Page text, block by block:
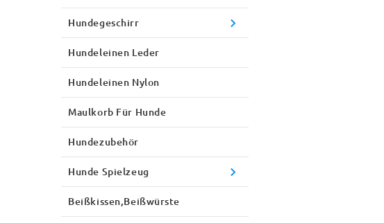
Hundegeschirr
Hundeleinen Leder
Hundeleinen Nylon
Maulkorb Für Hunde
Hundezubehör
Hunde Spielzeug
Beißkissen,Beißwürste